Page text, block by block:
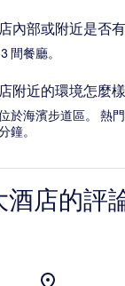
內部或附近是否
間餐廳。
附近的環境怎麼
於海濱步道區。 熱
鐘。
酒店的評